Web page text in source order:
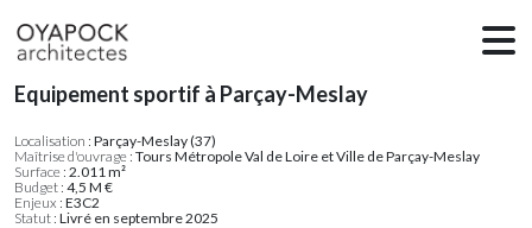
Equipement sportif à Parçay-Meslay
Localisation : Parçay-Meslay (37)
Maîtrise d'ouvrage : Tours Métropole Val de Loire et Ville de Parçay-Meslay
Surface : 2.011 m²
Budget : 4,5 M €
Enjeux : E3C2
Statut : Livré en septembre 2025